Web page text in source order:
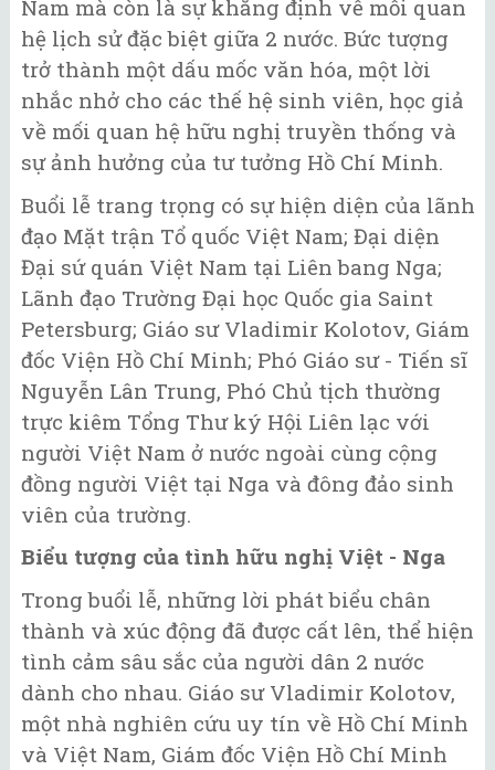
Nam mà còn là sự khẳng định về mối quan
hệ lịch sử đặc biệt giữa 2 nước. Bức tượng
trở thành một dấu mốc văn hóa, một lời
nhắc nhở cho các thế hệ sinh viên, học giả
về mối quan hệ hữu nghị truyền thống và
sự ảnh hưởng của tư tưởng Hồ Chí Minh.
Buổi lễ trang trọng có sự hiện diện của lãnh
đạo Mặt trận Tổ quốc Việt Nam; Đại diện
Đại sứ quán Việt Nam tại Liên bang Nga;
Lãnh đạo Trường Đại học Quốc gia Saint
Petersburg; Giáo sư Vladimir Kolotov, Giám
đốc Viện Hồ Chí Minh; Phó Giáo sư - Tiến sĩ
Nguyễn Lân Trung, Phó Chủ tịch thường
trực kiêm Tổng Thư ký Hội Liên lạc với
người Việt Nam ở nước ngoài cùng cộng
đồng người Việt tại Nga và đông đảo sinh
viên của trường.
Biểu tượng của tình hữu nghị Việt - Nga
Trong buổi lễ, những lời phát biểu chân
thành và xúc động đã được cất lên, thể hiện
tình cảm sâu sắc của người dân 2 nước
dành cho nhau. Giáo sư Vladimir Kolotov,
một nhà nghiên cứu uy tín về Hồ Chí Minh
và Việt Nam, Giám đốc Viện Hồ Chí Minh